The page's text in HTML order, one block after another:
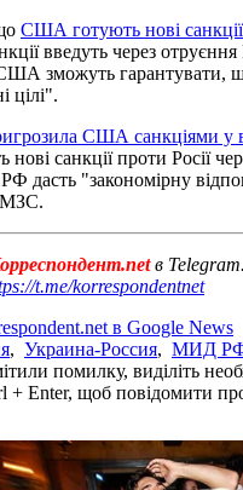
CША готують нові санкції
введуть через
зможуть гарантувати,
цілі".
США санкціями у
санкції проти Росії
дасть "закономірну
МЗС.
в
t.me/korrespondentnet
в Google News
, Украина-Россия, МИД
помилку, виділіть
+ Enter, щоб повідомити